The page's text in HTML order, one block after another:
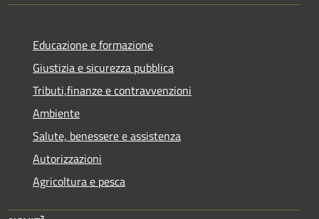
Educazione e formazione
Giustizia e sicurezza pubblica
Tributi,finanze e contravvenzioni
Ambiente
Salute, benessere e assistenza
Autorizzazioni
Agricoltura e pesca